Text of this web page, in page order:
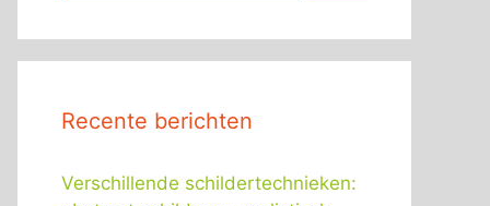
Recente berichten
Verschillende schildertechnieken: